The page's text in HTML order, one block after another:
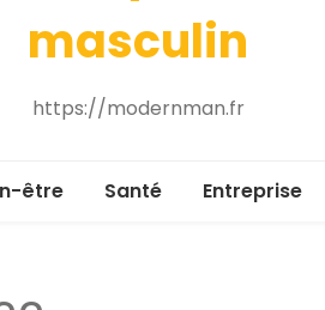
masculin
https://modernman.fr
être Santé Entreprise